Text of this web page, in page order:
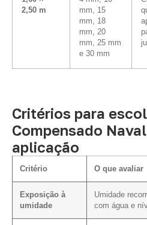
2,50 m
mm, 15
mm, 18
mm, 20
mm, 25 mm
e 30 mm
Critérios para
Compensado
aplicação
Critério O que avaliar
Exposição à
umidade
Umidade
com água e